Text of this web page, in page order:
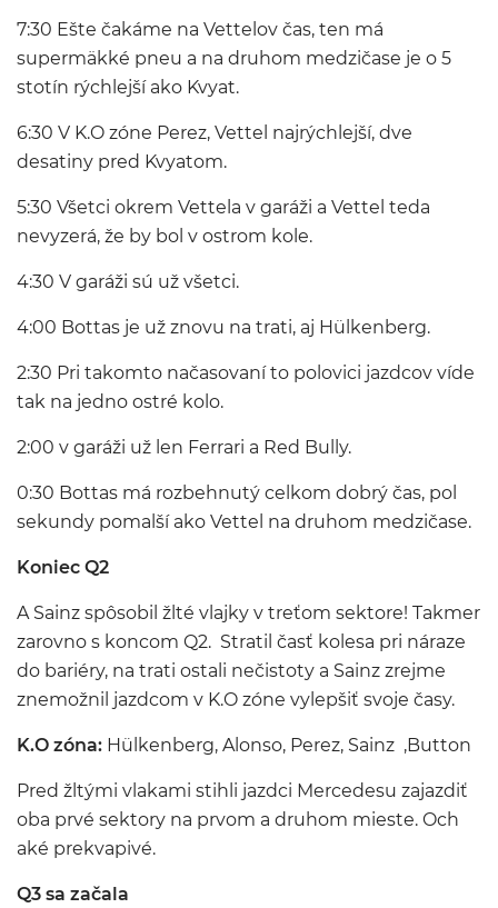
7:30 Ešte čakáme na Vettelov čas, ten má
supermäkké pneu a na druhom medzičase je o 5
stotín rýchlejší ako Kvyat.
6:30 V K.O zóne Perez, Vettel najrýchlejší, dve
desatiny pred Kvyatom.
5:30 Všetci okrem Vettela v garáži a Vettel teda
nevyzerá, že by bol v ostrom kole.
4:30 V garáži sú už všetci.
4:00 Bottas je už znovu na trati, aj Hülkenberg.
2:30 Pri takomto načasovaní to polovici jazdcov víde
tak na jedno ostré kolo.
2:00 v garáži už len Ferrari a Red Bully.
0:30 Bottas má rozbehnutý celkom dobrý čas, pol
sekundy pomalší ako Vettel na druhom medzičase.
Koniec Q2
A Sainz spôsobil žlté vlajky v treťom sektore! Takmer
zarovno s koncom Q2. Stratil časť kolesa pri náraze
do bariéry, na trati ostali nečistoty a Sainz zrejme
znemožnil jazdcom v K.O zóne vylepšiť svoje časy.
K.O zóna: Hülkenberg, Alonso, Perez, Sainz ,Button
Pred žltými vlakami stihli jazdci Mercedesu zajazdiť
oba prvé sektory na prvom a druhom mieste. Och
aké prekvapivé.
Q3 sa začala